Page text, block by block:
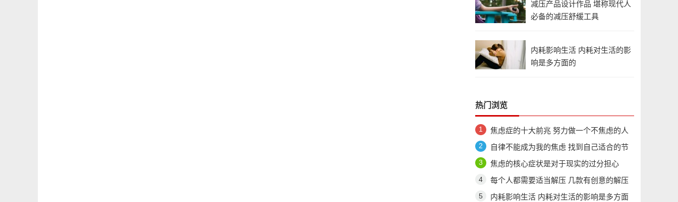
减压产品设计作品 堪称现代人
必备的减压舒缓工具
内耗影响生活 内耗对生活的影
响是多方面的
热门浏览
焦虑症的十大前兆 努力做一个不焦虑的人
自律不能成为我的焦虑 找到自己适合的节
奏和方式
焦虑的核心症状是对于现实的过分担心
每个人都需要适当解压 几款有创意的解压
产品
内耗影响生活 内耗对生活的影响是多方面